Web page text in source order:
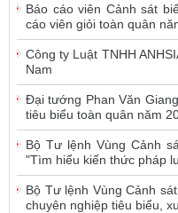
Báo cáo viên Cảnh sát
cáo viên giỏi toàn quân
Công ty Luật TNHH
Nam
Đại tướng Phan Văn
tiêu biểu toàn quân năm
Bộ Tư lệnh Vùng Cảnh
"Tìm hiểu kiến thức pháp
Bộ Tư lệnh Vùng Cảnh
chuyên nghiệp tiêu biểu,